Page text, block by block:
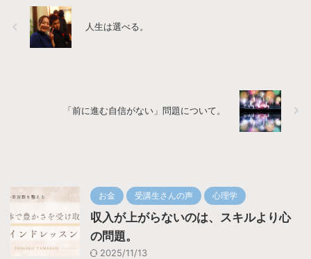
人生は選べる。
「前に進む自信がない」問題について。
お金 受講生さんの声 心理学
収入が上がらないのは、スキルより心
の問題。
2025/11/13